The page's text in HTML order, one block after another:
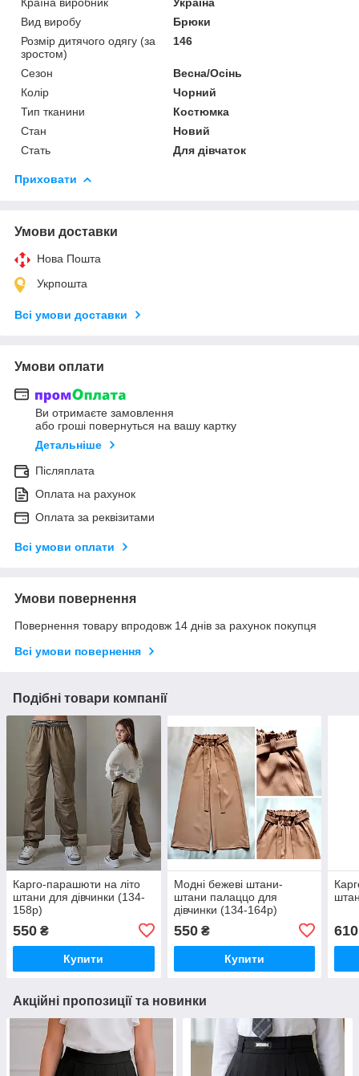
Вид виробу
Брюки
Розмір дитячого одягу (за
зростом)
146
Сезон
Весна/Осінь
Колір
Чорний
Тип тканини
Костюмка
Стан
Новий
Стать
Для дівчаток
Приховати
Умови доставки
Нова Пошта
Укрпошта
Всі умови доставки
Умови оплати
Ви отримаєте замовлення
або гроші повернуться на вашу картку
Детальніше
Післяплата
Оплата на рахунок
Оплата за реквізитами
Всі умови оплати
Умови повернення
Повернення товару впродовж 14 днів за рахунок покупця
Всі умови повернення
Подібні товари компанії
Карго-парашюти на літо
штани для дівчинки (134-
158р)
550 ₴
Купити
Модні бежеві штани-
штани палаццо для
дівчинки (134-164р)
550₴
Купити
610
Акційні пропозиції та новинки